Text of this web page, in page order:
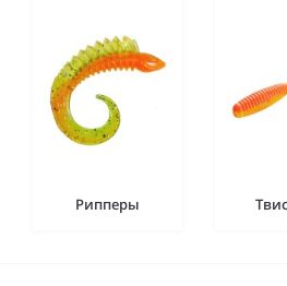
Рипперы